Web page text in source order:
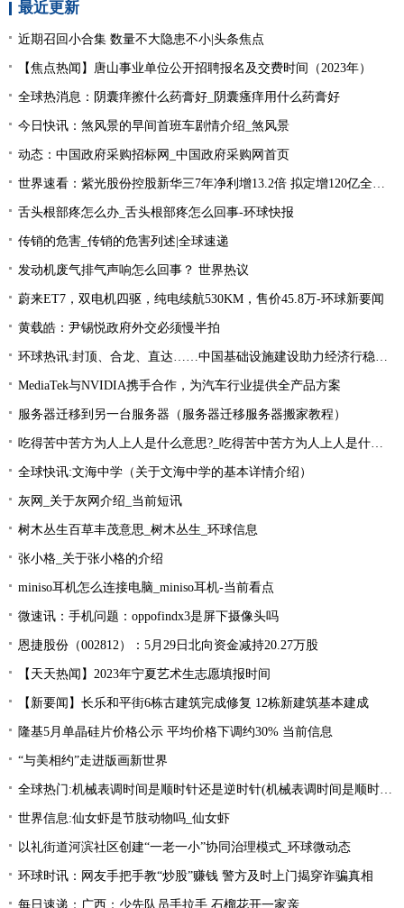
最近更新
近期召回小合集 数量不大隐患不小|头条焦点
【焦点热闻】唐山事业单位公开招聘报名及交费时间（2023年）
全球热消息：阴囊痒擦什么药膏好_阴囊瘙痒用什么药膏好
今日快讯：煞风景的早间首班车剧情介绍_煞风景
动态：中国政府采购招标网_中国政府采购网首页
世界速看：紫光股份控股新华三7年净利增13.2倍 拟定增120亿全控标的整体估值达503亿
舌头根部疼怎么办_舌头根部疼怎么回事-环球快报
传销的危害_传销的危害列述|全球速递
发动机废气排气声响怎么回事？ 世界热议
蔚来ET7，双电机四驱，纯电续航530KM，售价45.8万-环球新要闻
黄载皓：尹锡悦政府外交必须慢半拍
环球热讯:封顶、合龙、直达……中国基础设施建设助力经济行稳致远
MediaTek与NVIDIA携手合作，为汽车行业提供全产品方案
服务器迁移到另一台服务器（服务器迁移服务器搬家教程）
吃得苦中苦方为人上人是什么意思?_吃得苦中苦方为人上人是什么意思_每日精选
全球快讯:文海中学（关于文海中学的基本详情介绍）
灰网_关于灰网介绍_当前短讯
树木丛生百草丰茂意思_树木丛生_环球信息
张小格_关于张小格的介绍
miniso耳机怎么连接电脑_miniso耳机-当前看点
微速讯：手机问题：oppofindx3是屏下摄像头吗
恩捷股份（002812）：5月29日北向资金减持20.27万股
【天天热闻】2023年宁夏艺术生志愿填报时间
【新要闻】长乐和平街6栋古建筑完成修复 12栋新建筑基本建成
隆基5月单晶硅片价格公示 平均价格下调约30% 当前信息
“与美相约”走进版画新世界
全球热门:机械表调时间是顺时针还是逆时针(机械表调时间是顺时针还是逆时针图解)
世界信息:仙女虾是节肢动物吗_仙女虾
以礼街道河滨社区创建“一老一小”协同治理模式_环球微动态
环球时讯：网友手把手教“炒股”赚钱 警方及时上门揭穿诈骗真相
每日速递：广西：少先队员手拉手 石榴花开一家亲